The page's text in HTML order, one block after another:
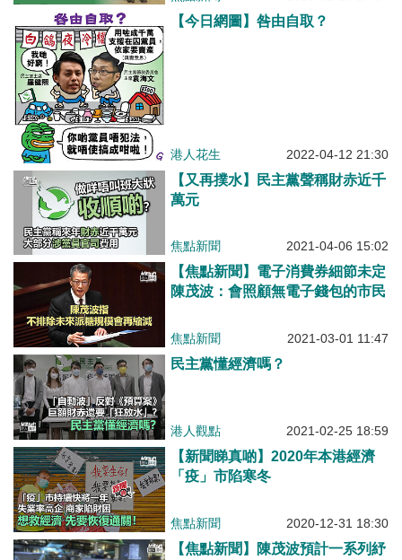
【今日網圖】咎由自取？
港人花生 2022-04-12 21:30
【又再撲水】民主黨聲稱財赤近千
萬元
焦點新聞 2021-04-06 15:02
【焦點新聞】電子消費券細節未定
陳茂波：會照顧無電子錢包的市民
焦點新聞 2021-03-01 11:47
民主黨懂經濟嗎？
港人觀點 2021-02-25 18:59
【新聞睇真啲】2020年本港經濟
「疫」市陷寒冬
焦點新聞 2020-12-31 18:30
【焦點新聞】陳茂波預計一系列紓